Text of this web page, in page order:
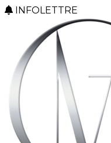
INFOLETTRE